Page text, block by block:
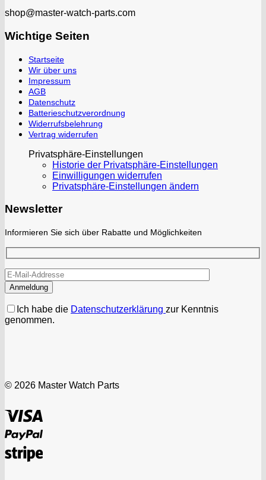
shop@master-watch-parts.com
Wichtige Seiten
Startseite
Wir über uns
Impressum
AGB
Datenschutz
Batterieschutzverordnung
Widerrufsbelehrung
Vertrag widerrufen
Privatsphäre-Einstellungen
Historie der Privatsphäre-Einstellungen
Einwilligungen widerrufen
Privatsphäre-Einstellungen ändern
Newsletter
Informieren Sie sich über Rabatte und Möglichkeiten
Ich habe die Datenschutzerklärung zur Kenntnis
genommen.
© 2026 Master Watch Parts
PayPal
Stripe